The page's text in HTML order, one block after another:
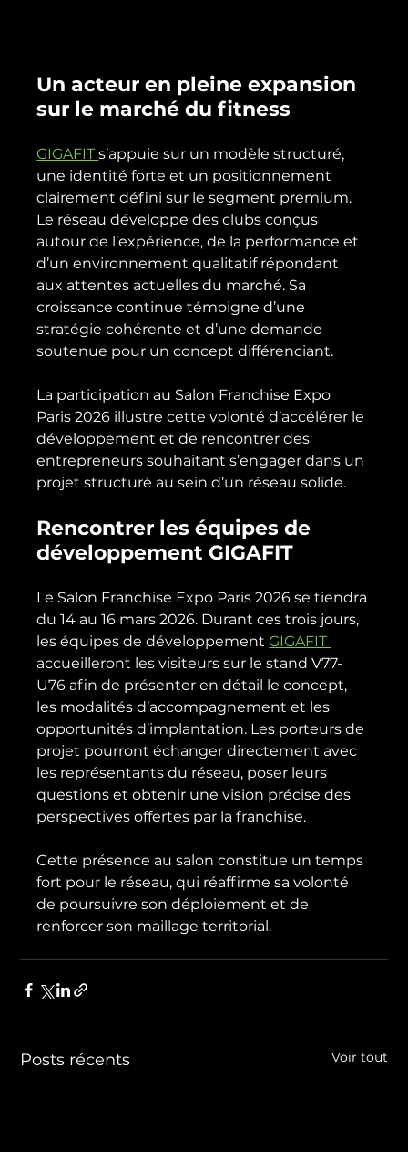
Un acteur en pleine expansion
sur le marché du fitness
GIGAFIT s’appuie sur un modèle structuré,
une identité forte et un positionnement
clairement défini sur le segment premium.
Le réseau développe des clubs conçus
autour de l’expérience, de la performance et
d’un environnement qualitatif répondant
aux attentes actuelles du marché. Sa
croissance continue témoigne d’une
stratégie cohérente et d’une demande
soutenue pour un concept différenciant.
La participation au Salon Franchise Expo
Paris 2026 illustre cette volonté d’accélérer le
développement et de rencontrer des
entrepreneurs souhaitant s’engager dans un
projet structuré au sein d’un réseau solide.
Rencontrer les équipes de
développement GIGAFIT
Le Salon Franchise Expo Paris 2026 se tiendra
du 14 au 16 mars 2026. Durant ces trois jours,
les équipes de développement GIGAFIT
accueilleront les visiteurs sur le stand V77-
U76 afin de présenter en détail le concept,
les modalités d’accompagnement et les
opportunités d’implantation. Les porteurs de
projet pourront échanger directement avec
les représentants du réseau, poser leurs
questions et obtenir une vision précise des
perspectives offertes par la franchise.
Cette présence au salon constitue un temps
fort pour le réseau, qui réaffirme sa volonté
de poursuivre son déploiement et de
renforcer son maillage territorial.
Posts récents Voir tout